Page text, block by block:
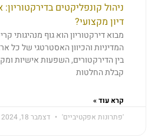
ניהול קונפליקטים
דיון מקצועי?
מבוא דירקטוריון הוא גוף מנהיגותי
המדיניות והכיוון האסטרטגי של כל
בין הדירקטורים, השפעות אישיות
קבלת החלטות
קרא עוד »
'פתרונות אפקטיביים'
דצמבר 18, 2024